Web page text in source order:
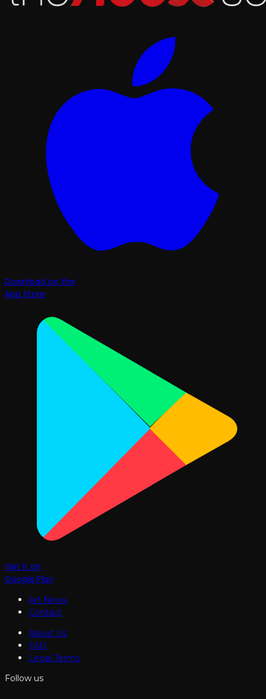
Download on the
App Store
Get it on
Google Play
Art News
Contact
About Us
FAQ
Legal Terms
Follow us